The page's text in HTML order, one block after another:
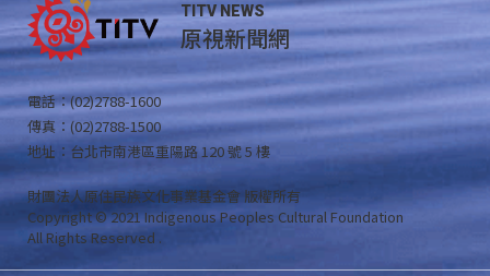
TITV NEWS
原視新聞網
電話：(02)2788-1600
傳真：(02)2788-1500
地址：台北市南港區重陽路 120 號 5 樓
財團法人原住民族文化事業基金會 版權所有
Copyright © 2021 Indigenous Peoples Cultural Foundation
All Rights Reserved .